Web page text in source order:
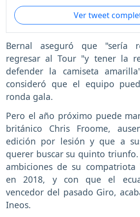
Ver tweet
Bernal aseguró que "sería
regresar al Tour "y tener la
defender la camiseta
consideró que el equipo
ronda gala.
Pero el año próximo puede
británico Chris Froome,
edición por lesión y que a
querer buscar su quinto
ambiciones de su compatriota
en 2018, y con que el
vencedor del pasado Giro,
Ineos.